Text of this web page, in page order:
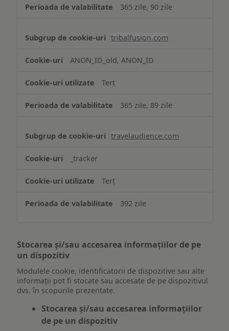
365 zile, 90 zile
tribalfusion.com
ANON_ID_old, ANON_ID
Terț
365 zile, 89 zile
travelaudience.com
_tracker
Terț
392 zile
Stocarea și/sau accesarea informațiilor de pe
un dispozitiv
Modulele cookie, identificatorii de dispozitive sau alte
informații pot fi stocate sau accesate de pe dispozitivul
dvs. în scopurile prezentate.
Stocarea și/sau accesarea informațiilor
de pe un dispozitiv